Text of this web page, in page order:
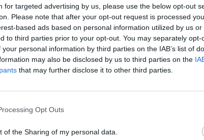
for targeted advertising by us, please use the below opt-out
Please note that after your opt-out request is processed
based ads based on personal information utilized by us or
to third parties prior to your opt-out. You may separately opt-
personal information by third parties on the IAB’s list of
may also be disclosed by us to third parties on the
that may further disclose it to other third parties.
Opt Outs
of the Sharing of my personal data.